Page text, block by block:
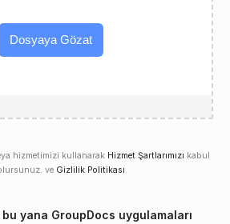
Dosyaya Gözat
hizmetimizi kullanarak Hizmet Şartlarımızı kabul
ve Gizlilik Politikası.
yana GroupDocs uygulamaları